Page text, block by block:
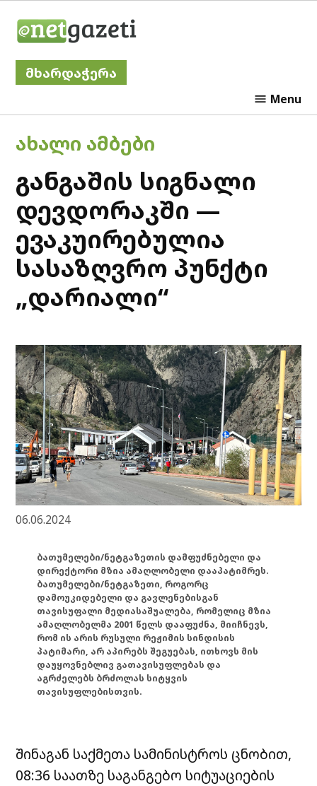
მხარდაჭერა
Menu
POSTED
ᲐᲮᲐᲚᲘ ᲐᲛᲑᲔᲑᲘ
განგაშის სიგნალი
დევდორაკში —
ევაკუირებულია
სასაზღვრო პუნქტი
„დარიალი“
06.06.2024
ბათუმელები/ნეტგაზეთის დამფუძნებელი და
დირექტორი მზია ამაღლობელი დააპატიმრეს.
ბათუმელები/ნეტგაზეთი, როგორც
დამოუკიდებელი და გავლენებისგან
თავისუფალი მედიასაშუალება, რომელიც მზია
ამაღლობელმა 2001 წელს დააფუძნა, მიიჩნევს,
რომ ის არის რუსული რეჟიმის სინდისის
პატიმარი, არ აპირებს შეგუებას, ითხოვს მის
დაუყოვნებლივ გათავისუფლებას და
აგრძელებს ბრძოლას სიტყვის
თავისუფლებისთვის.
შინაგან საქმეთა სამინისტროს ცნობით,
08:36 საათზე საგანგებო სიტუაციების